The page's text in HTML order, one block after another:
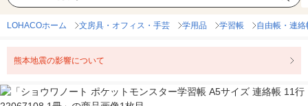
LOHACOホーム 文房具・オフィス・手芸 学用品 学習帳 自由帳・連絡
熊本地震の影響について